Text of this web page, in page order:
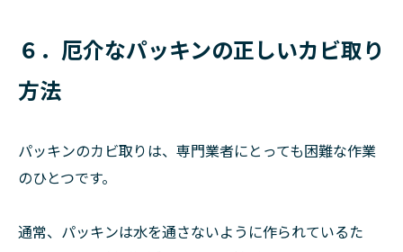
６．厄介なパッキンの正しいカビ取り
方法
パッキンのカビ取りは、専門業者にとっても困難な作業
のひとつです。
通常、パッキンは水を通さないように作られているた